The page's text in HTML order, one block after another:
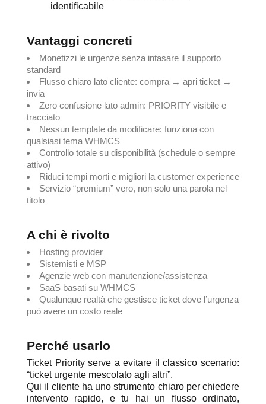
identificabile
Vantaggi concreti
Monetizzi le urgenze senza intasare il supporto
standard
Flusso chiaro lato cliente: compra → apri ticket →
invia
Zero confusione lato admin: PRIORITY visibile e
tracciato
Nessun template da modificare: funziona con
qualsiasi tema WHMCS
Controllo totale su disponibilità (schedule o sempre
attivo)
Riduci tempi morti e migliori la customer experience
Servizio “premium” vero, non solo una parola nel
titolo
A chi è rivolto
Hosting provider
Sistemisti e MSP
Agenzie web con manutenzione/assistenza
SaaS basati su WHMCS
Qualunque realtà che gestisce ticket dove l’urgenza
può avere un costo reale
Perché usarlo
Ticket Priority serve a evitare il classico scenario:
“ticket urgente mescolato agli altri”.
Qui il cliente ha uno strumento chiaro per chiedere
intervento rapido, e tu hai un flusso ordinato,